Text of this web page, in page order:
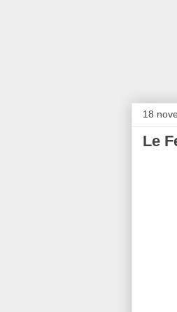
18
Le